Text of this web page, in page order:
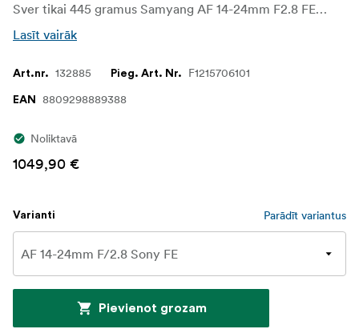
Sver tikai 445 gramus Samyang AF 14-24mm F2.8 FE ir ievērojami vieglāks nekā jebkurš cits pilna kadra platleņķa tālummaiņas objektīvs tirgū, padarot to par ideālu izvēli fotogrāfiem kuri vēlas pārnēsājamību, nemazinot veiktspēju.
Lasīt vairāk
Art.nr. 132885 Pieg. Art. Nr. F1215706101
EAN 8809298889388
Noliktavā
1049,90 €
Varianti Parādīt variantus
Pievienot grozam